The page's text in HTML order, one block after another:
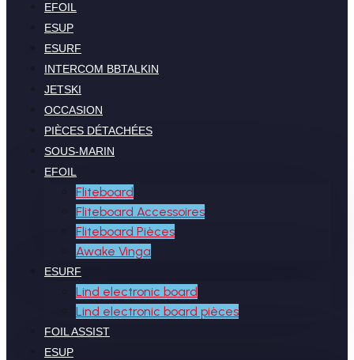
EFOIL
ESUP
ESURF
INTERCOM BBTALKIN
JETSKI
OCCASION
PIÈCES DÉTACHÉES
SOUS-MARIN
EFOIL
Fliteboard
Fliteboard Accessoires
Fliteboard Pièces
Awake Vinga
ESURF
Lind electronic board
Lind electronic board pièces
FOIL ASSIST
ESUP